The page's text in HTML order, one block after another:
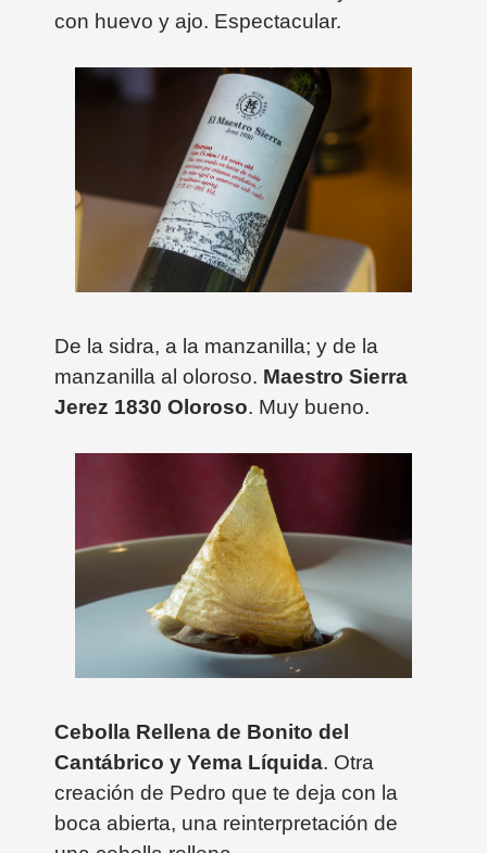
con huevo y ajo. Espectacular.
De la sidra, a la manzanilla; y de la
manzanilla al oloroso. Maestro Sierra
Jerez 1830 Oloroso. Muy bueno.
Cebolla Rellena de Bonito del
Cantábrico y Yema Líquida. Otra
creación de Pedro que te deja con la
boca abierta, una reinterpretación de